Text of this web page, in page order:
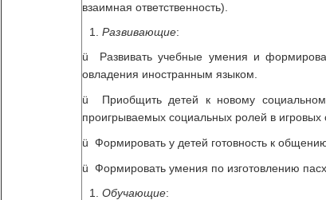
взаимная ответственность).
Развивающие:
ü Развивать учебные умения и
овладения иностранным языком.
ü Приобщить детей к новому
проигрываемых социальных ролей в игровых
ü Формировать у детей готовность к
ü Формировать умения по изготовлению
Обучающие: